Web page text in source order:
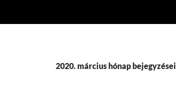
2020. március hónap bejegyzései